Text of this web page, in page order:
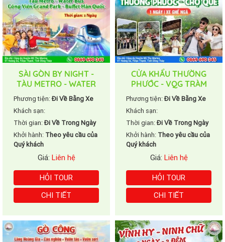
SÀI GÒN BY NIGHT -
TÀU METRO - WATER
BUS - BUFFET HÀN
QUỐC
Phương tiện:Đi Về Bằng Xe
Khách sạn:
Thời gian:Đi Về Trong Ngày
Khởi hành: Theo yêu cầu của
Quý khách
Giá: Liên hệ
HỎI TOUR
CHI TIẾT
CỬA KHẨU THƯỜNG
PHƯỚC - VQG TRÀM
CHIM - DI TÍCH GÒ THÁP
Phương tiện:Đi Về Bằng Xe
Khách sạn:
Thời gian:Đi Về Trong Ngày
Khởi hành: Theo yêu cầu của
Quý khách
Giá: Liên hệ
HỎI TOUR
CHI TIẾT